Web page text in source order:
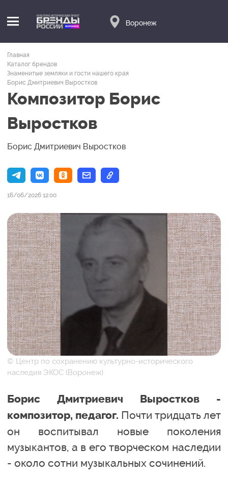
Воронеж
Главная
Каталог брендов
Знаменитые земляки и гости нашего края
Борис Дмитриевич Выростков
Композитор Борис
Выростков
Борис Дмитриевич Выростков
16/06/2026 12:00
© Центр по сохранению культурно-исторического
наследия ЭКОС (Воронеж)
Борис Дмитриевич Выростков -
композитор, педагог. Почти тридцать лет
он воспитывал новые поколения
музыкантов, а в его творческом наследии
- около сотни музыкальных сочинений.